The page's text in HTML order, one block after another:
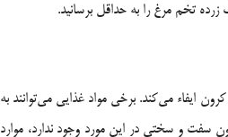
ایفاء می‌کند. برخی مواد غذایی می‌توانند به
سفت و سختی در این مورد وجود ندارد، موارد